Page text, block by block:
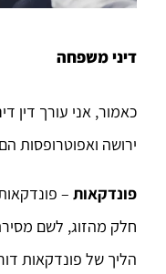
דיני משפחה
כאמור, אני עורך דין
ירושה ואפוטרופסות
פונדקאות –
חלק מהזוג, לשם
הליך של פונדקאות